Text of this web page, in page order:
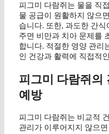
피그미 다람쥐는 물을 직
물 공급이 원활하지 않으
습니다. 또한, 과도한 간
주면 비만과 치아 문제를
합니다. 적절한 영양 관리
인 건강과 활력에 직접적
피그미 다람쥐의
예방
피그미 다람쥐는 비교적
관리가 이루어지지 않으